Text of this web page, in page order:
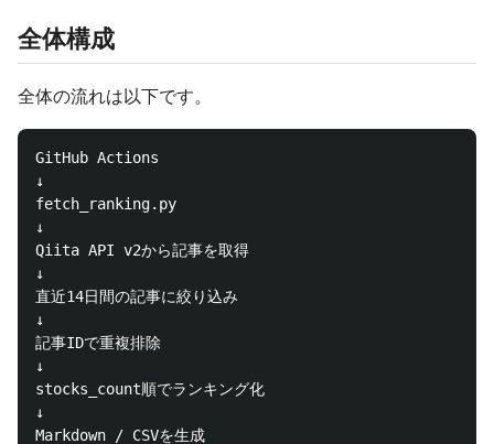
全体構成
全体の流れは以下です。
GitHub Actions
↓
fetch_ranking.py
↓
Qiita API v2から記事を取得
↓
直近14日間の記事に絞り込み
↓
記事IDで重複排除
↓
stocks_count順でランキング化
↓
Markdown / CSVを生成